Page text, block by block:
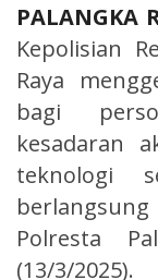
PALANGKA
Kepolisian
Raya
bagi
kesadaran
teknologi
Polresta
(13/3/2025).